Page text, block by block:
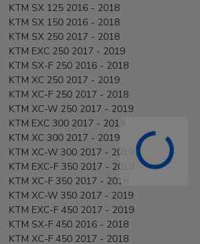
KTM SX 125 2016 - 2018
KTM SX 150 2016 - 2018
KTM SX 250 2017 - 2018
KTM EXC 250 2017 - 2019
KTM SX-F 250 2016 - 2018
KTM XC 250 2017 - 2019
KTM XC-F 250 2017 - 2018
KTM XC-W 250 2017 - 2019
KTM EXC 300 2017 - 2019
KTM XC 300 2017 - 2019
KTM XC-W 300 2017 - 2019
KTM EXC-F 350 2017 - 2019
KTM XC-F 350 2017 - 2018
KTM XC-W 350 2017 - 2019
KTM EXC-F 450 2017 - 2019
KTM SX-F 450 2016 - 2018
KTM XC-F 450 2017 - 2018